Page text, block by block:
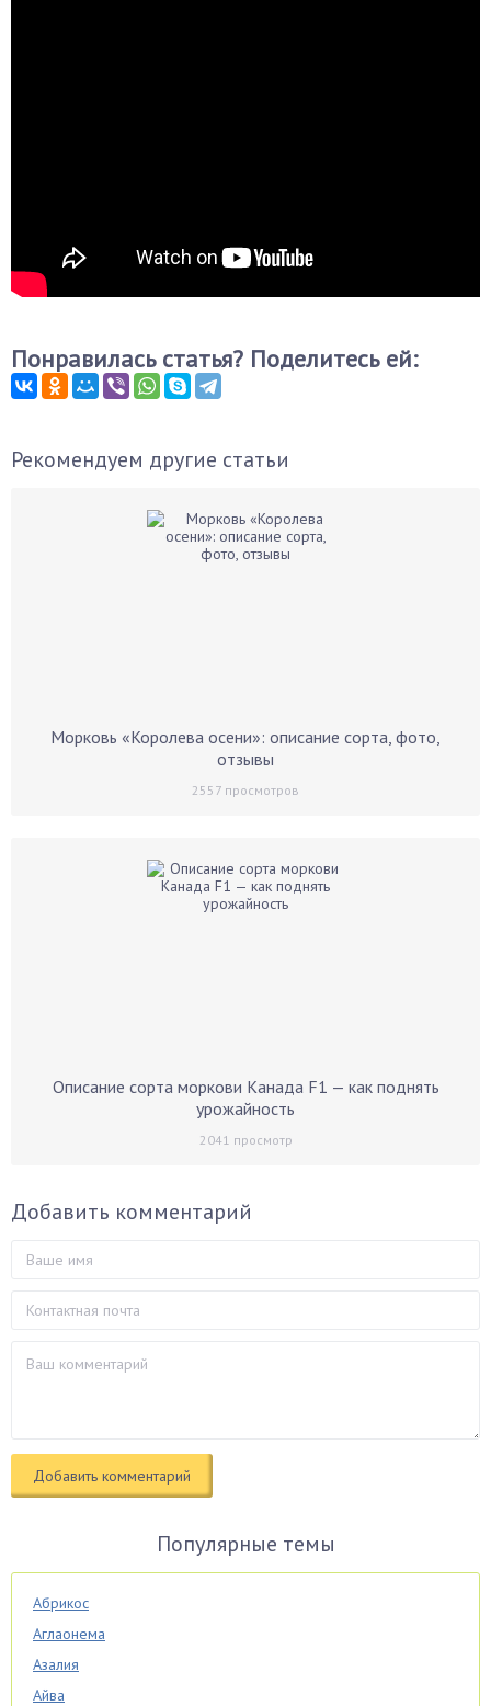
Понравилась статья? Поделитесь ей:
Рекомендуем другие статьи
Морковь «Королева осени»: описание сорта, фото,
отзывы
2557 просмотров
Описание сорта моркови Канада F1 — как поднять
урожайность
2041 просмотр
Добавить комментарий
Популярные темы
Абрикос
Аглаонема
Азалия
Айва